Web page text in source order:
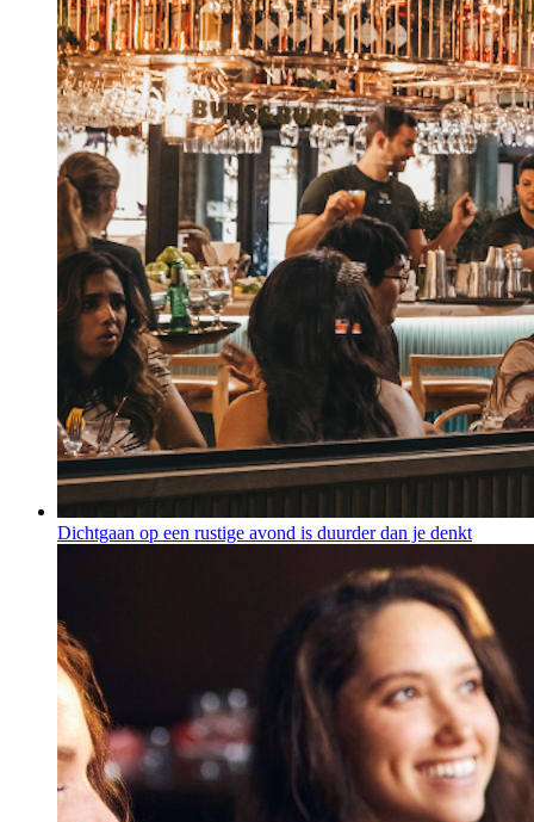
Dichtgaan op een rustige avond is duurder dan je denkt